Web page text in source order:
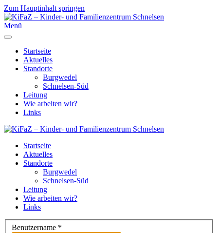
Zum Hauptinhalt springen
Menü
Startseite
Aktuelles
Standorte
Burgwedel
Schnelsen-Süd
Leitung
Wie arbeiten wir?
Links
Startseite
Aktuelles
Standorte
Burgwedel
Schnelsen-Süd
Leitung
Wie arbeiten wir?
Links
Benutzername *